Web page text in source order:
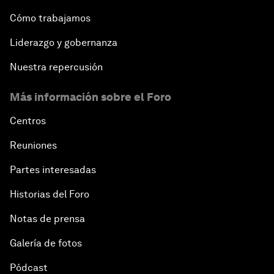
Cómo trabajamos
Liderazgo y gobernanza
Nuestra repercusión
Más información sobre el Foro
Centros
Reuniones
Partes interesadas
Historias del Foro
Notas de prensa
Galería de fotos
Pódcast